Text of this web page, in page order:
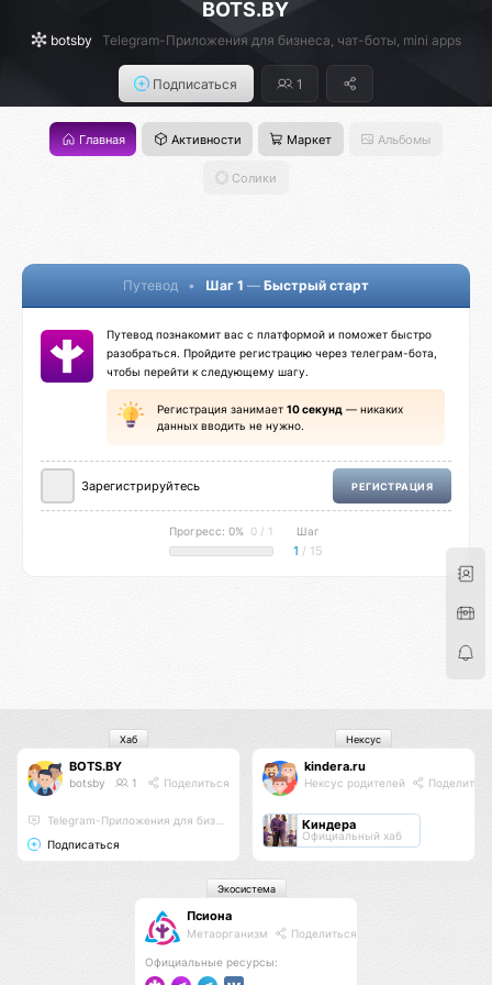
BOTS.BY
botsby Telegram-Приложения для бизнеса, чат-боты, mini apps
Подписаться 1
Главная Активности Маркет Альбомы
Солики
Путевод • Шаг 1 — Быстрый старт
Путевод познакомит вас с платформой и поможет быстро
разобраться. Пройдите регистрацию через телеграм-бота,
чтобы перейти к следующему шагу.
Регистрация занимает 10 секунд — никаких
данных вводить не нужно.
Зарегистрируйтесь РЕГИСТРАЦИЯ
Прогресс: 0% 0 / 1 Шаг
1 / 15
BOTS.BY
botsby 1 Поделиться
Telegram-Приложения для бизнеса, чат-боты, mini apps
Подписаться
Хаб
kindera.ru
Нексус родителей
Киндера
Официальный хаб
Нексус
Псиона
Метаорганизм Поделиться
Официальные ресурсы:
Экосистема